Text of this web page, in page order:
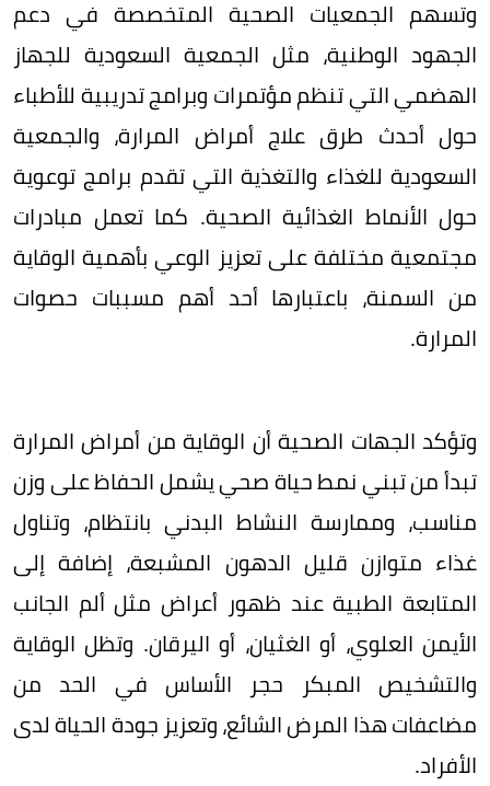
وتسهم الجمعيات الصحية المتخصصة في دعم
الجهود الوطنية، مثل الجمعية السعودية للجهاز
الهضمي التي تنظم مؤتمرات وبرامج تدريبية للأطباء
حول أحدث طرق علاج أمراض المرارة، والجمعية
السعودية للغذاء والتغذية التي تقدم برامج توعوية
حول الأنماط الغذائية الصحية. كما تعمل مبادرات
مجتمعية مختلفة على تعزيز الوعي بأهمية الوقاية
من السمنة، باعتبارها أحد أهم مسببات حصوات
المرارة.
وتؤكد الجهات الصحية أن الوقاية من أمراض المرارة
تبدأ من تبني نمط حياة صحي يشمل الحفاظ على وزن
مناسب، وممارسة النشاط البدني بانتظام، وتناول
غذاء متوازن قليل الدهون المشبعة، إضافة إلى
المتابعة الطبية عند ظهور أعراض مثل ألم الجانب
الأيمن العلوي، أو الغثيان، أو اليرقان. وتظل الوقاية
والتشخيص المبكر حجر الأساس في الحد من
مضاعفات هذا المرض الشائع، وتعزيز جودة الحياة لدى
الأفراد.